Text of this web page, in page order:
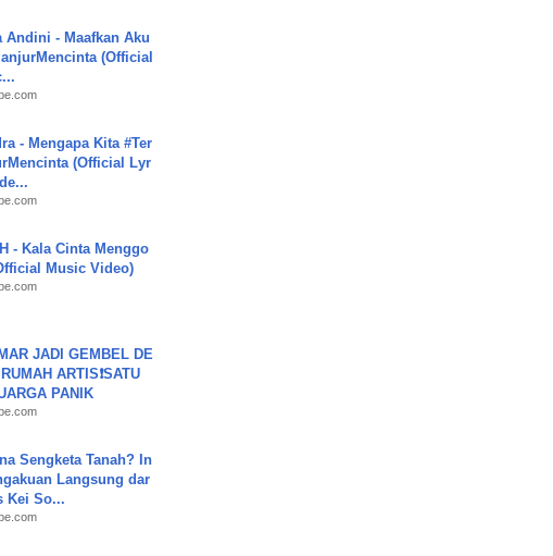
Andini - Maafkan Aku
(Official
- Mengapa Kita #Ter
(Official Lyr
- Kala Cinta Menggo
Music Video)
JADI GEMBEL DE
ARTIS❗SATU
PANIK
Sengketa Tanah? In
Langsung dar
Kei So...